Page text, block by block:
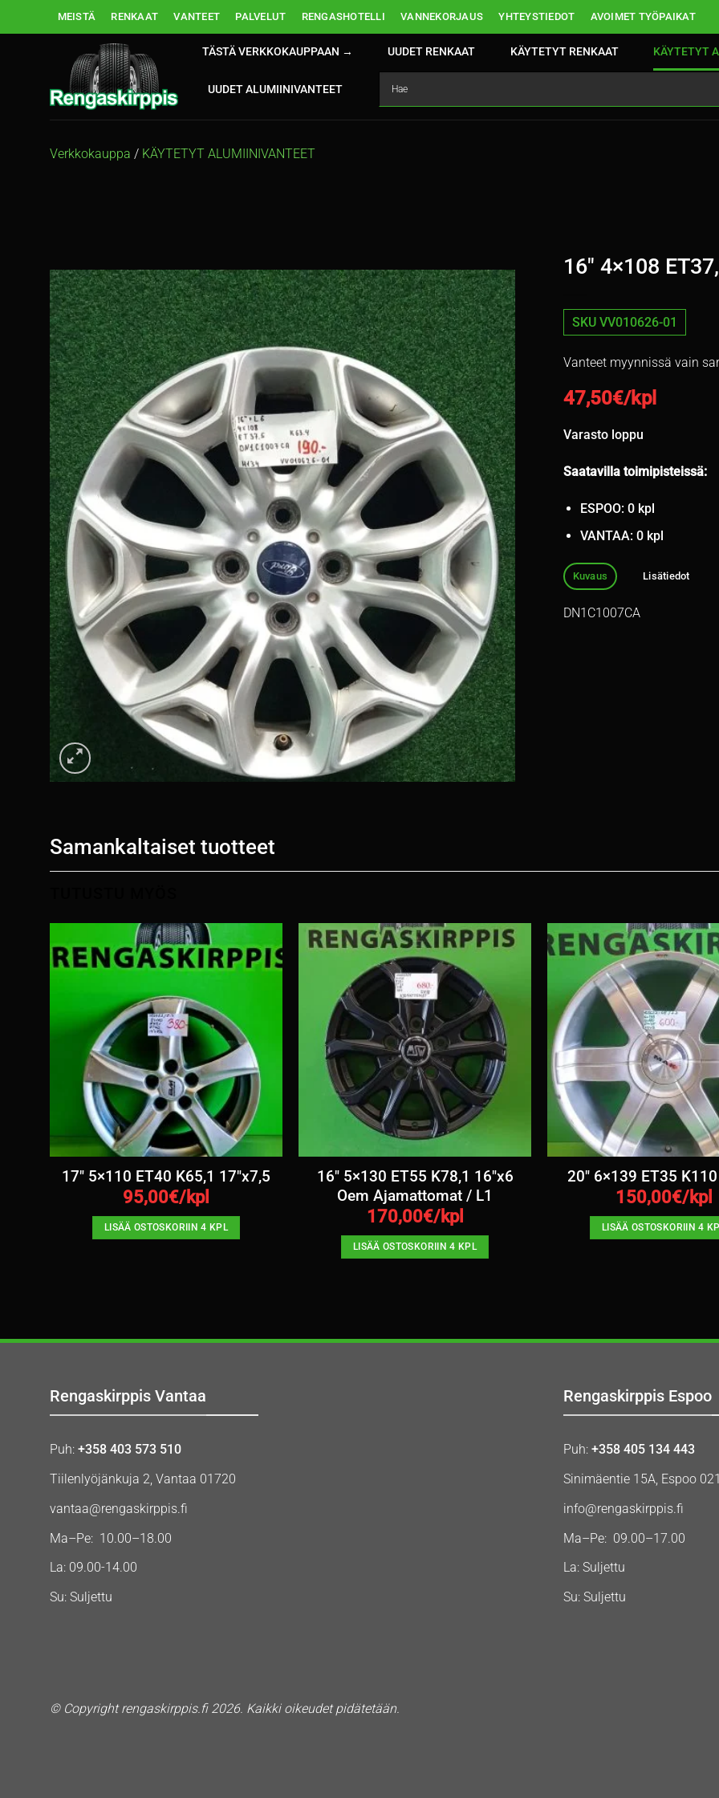
MEISTÄ RENKAAT VANTEET PALVELUT RENGASHOTELLI VANNEKORJAUS YHTEYSTIEDOT AVOIMET TYÖPAIKAT
TÄSTÄ VERKKOKAUPPAAN → UUDET RENKAAT KÄYTETYT RENKAAT KÄYTETYT
UUDET ALUMIINIVANTEET
Verkkokauppa / KÄYTETYT ALUMIINIVANTEET
16″ 4×108
SKU VV010626-01
Vanteet myynnissä vain
47,50€/kpl
Varasto loppu
Saatavilla toimipisteissä:
ESPOO: 0 kpl
VANTAA: 0 kpl
Kuvaus Lisätiedot
DN1C1007CA
Samankaltaiset tuotteet
17″ 5×110 ET40 K65,1 17″x7,5
95,00€/kpl
LISÄÄ OSTOSKORIIN 4 KPL
16″ 5×130 ET55 K78,1 16″x6
Oem Ajamattomat / L1
170,00€/kpl
LISÄÄ OSTOSKORIIN 4 KPL
20″ 6×139 ET35
150,00€/kpl
LISÄÄ OSTOSKORIIN 4
Rengaskirppis Vantaa
Puh: +358 403 573 510
Tiilenlyöjänkuja 2, Vantaa 01720
vantaa@rengaskirppis.fi
Ma–Pe: 10.00–18.00
La: 09.00-14.00
Su: Suljettu
Rengaskirppis Espoo
Puh: +358 405 134 443
Sinimäentie 15A, Espoo
info@rengaskirppis.fi
Ma–Pe: 09.00–17.00
La: Suljettu
Su: Suljettu
© Copyright rengaskirppis.fi 2026. Kaikki oikeudet pidätetään.